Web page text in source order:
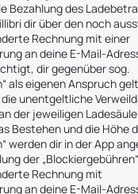
Bezahlung des
dir über den noch
Rechnung mit einer
an deine E-Mail-
dir gegenüber sog.
als eigenen Anspruch
unentgeltliche
der jeweiligen Ladesäule
Bestehen und die Höhe
werden dir in der App
der
Rechnung mit
an deine E-Mail-